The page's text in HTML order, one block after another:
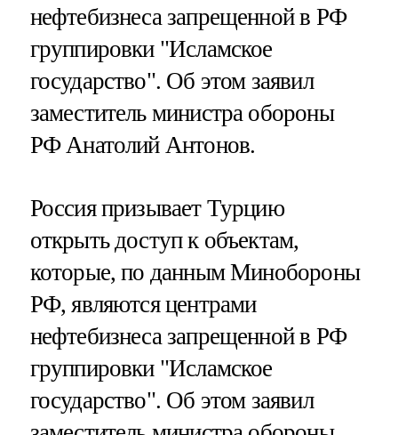
нефтебизнеса запрещенной в РФ
группировки "Исламское
государство". Об этом заявил
заместитель министра обороны
РФ Анатолий Антонов.
Россия призывает Турцию
открыть доступ к объектам,
которые, по данным Минобороны
РФ, являются центрами
нефтебизнеса запрещенной в РФ
группировки "Исламское
государство". Об этом заявил